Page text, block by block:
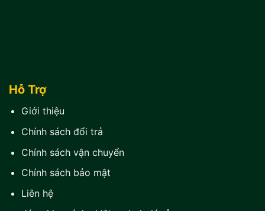
Hỗ Trợ
Giới thiệu
Chính sách đổi trả
Chính sách vận chuyển
Chính sách bảo mật
Liên hệ